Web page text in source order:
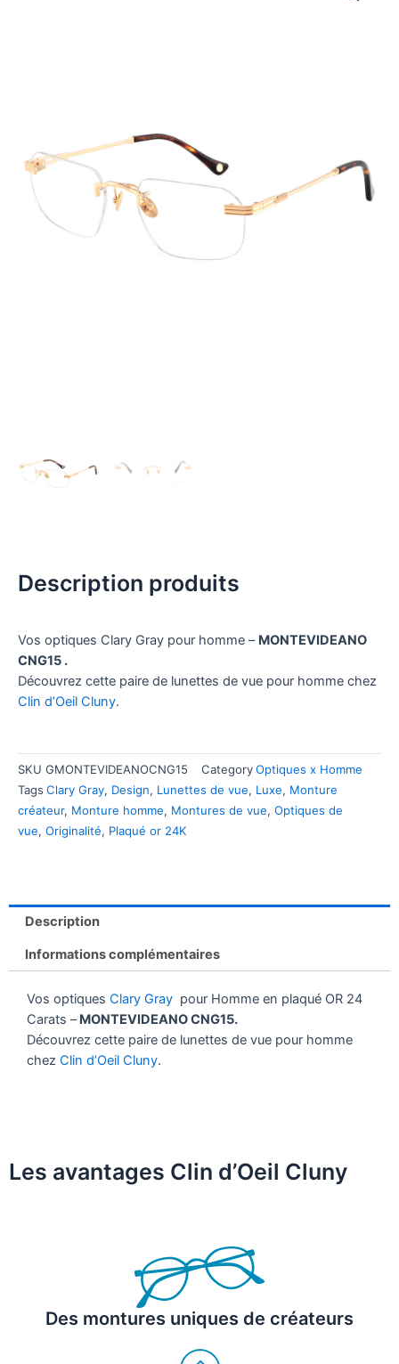
Description produits
Vos optiques Clary Gray pour homme – MONTEVIDEANO
CNG15 .
Découvrez cette paire de lunettes de vue pour homme chez
Clin d’Oeil Cluny.
SKU GMONTEVIDEANOCNG15 CategoryOptiques x Homme
Tags Clary Gray, Design, Lunettes de vue, Luxe, Monture
créateur, Monture homme, Montures de vue, Optiques de
vue, Originalité, Plaqué or 24K
Description
Informations complémentaires
Vos optiques Clary Gray pour Homme en plaqué OR 24
Carats –MONTEVIDEANO CNG15.
Découvrez cette paire de lunettes de vue pour homme
chez Clin d’Oeil Cluny.
Les avantages Clin d’Oeil Cluny
Des montures uniques de créateurs